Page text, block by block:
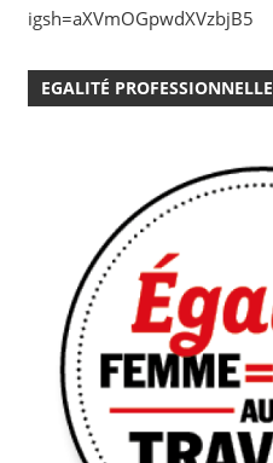
igsh=aXVmOGpwdXVzbjB5
EGALITÉ PROFESSIONNELLE